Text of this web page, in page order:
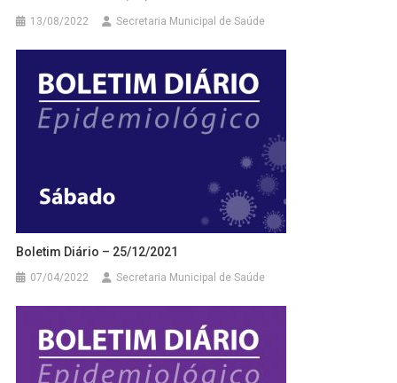
13/08/2022 Secretaria Municipal de Saúde
Boletim Diário – 25/12/2021
07/04/2022 Secretaria Municipal de Saúde